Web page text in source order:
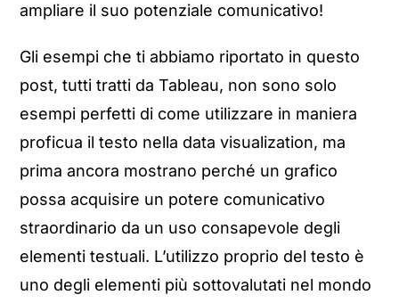
ampliare il suo potenziale comunicativo!
Gli esempi che ti abbiamo riportato in questo
post, tutti tratti da Tableau, non sono solo
esempi perfetti di come utilizzare in maniera
proficua il testo nella data visualization, ma
prima ancora mostrano perché un grafico
possa acquisire un potere comunicativo
straordinario da un uso consapevole degli
elementi testuali. L’utilizzo proprio del testo è
uno degli elementi più sottovalutati nel mondo